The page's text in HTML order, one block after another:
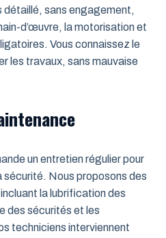
détaillé, sans engagement,
d’œuvre, la motorisation et
Vous connaissez le
les travaux, sans mauvaise
un entretien régulier pour
sécurité. Nous proposons des
la lubrification des
des sécurités et les
techniciens interviennent